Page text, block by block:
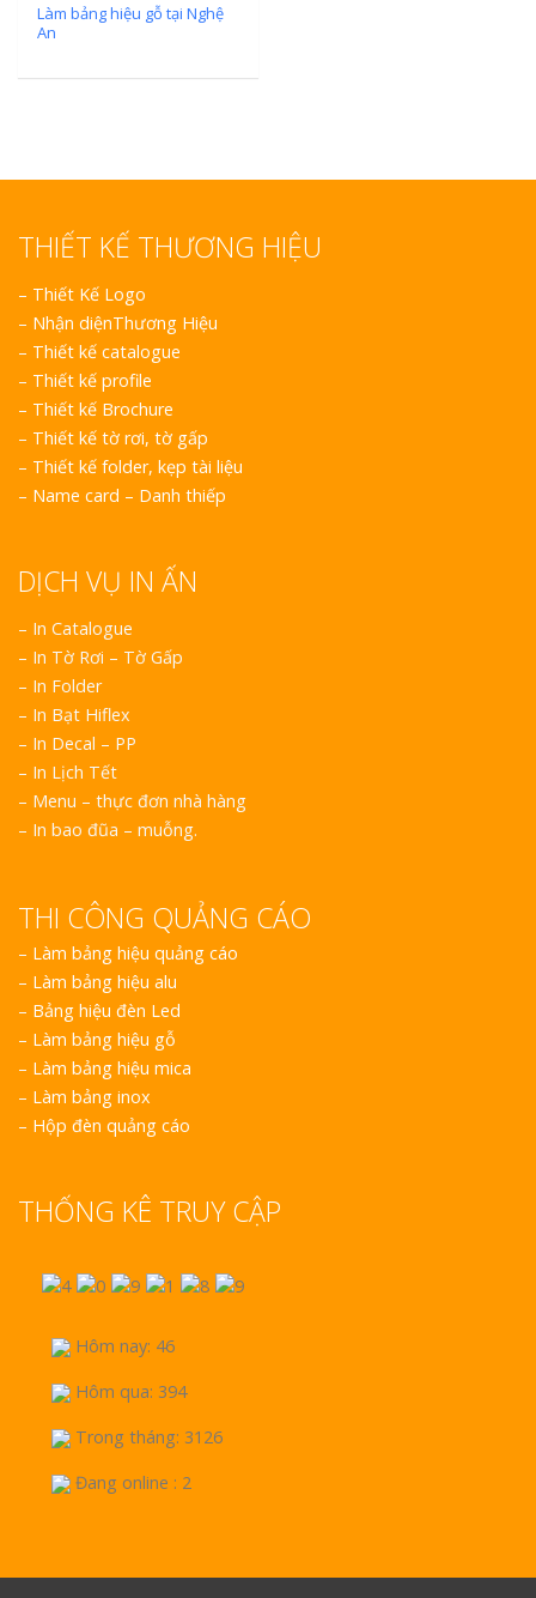
Làm bảng hiệu gỗ tại Nghệ
An
THIẾT KẾ THƯƠNG HIỆU
– Thiết Kế Logo
– Nhận diệnThương Hiệu
– Thiết kế catalogue
– Thiết kế profile
– Thiết kế Brochure
– Thiết kế tờ rơi, tờ gấp
– Thiết kế folder, kẹp tài liệu
– Name card – Danh thiếp
DỊCH VỤ IN ẤN
– In Catalogue
– In Tờ Rơi – Tờ Gấp
– In Folder
– In Bạt Hiflex
– In Decal – PP
– In Lịch Tết
– Menu – thực đơn nhà hàng
– In bao đũa – muỗng.
THI CÔNG QUẢNG CÁO
– Làm bảng hiệu quảng cáo
– Làm bảng hiệu alu
– Bảng hiệu đèn Led
– Làm bảng hiệu gỗ
– Làm bảng hiệu mica
– Làm bảng inox
– Hộp đèn quảng cáo
THỐNG KÊ TRUY CẬP
Hôm nay: 46
Hôm qua: 394
Trong tháng: 3126
Đang online : 2